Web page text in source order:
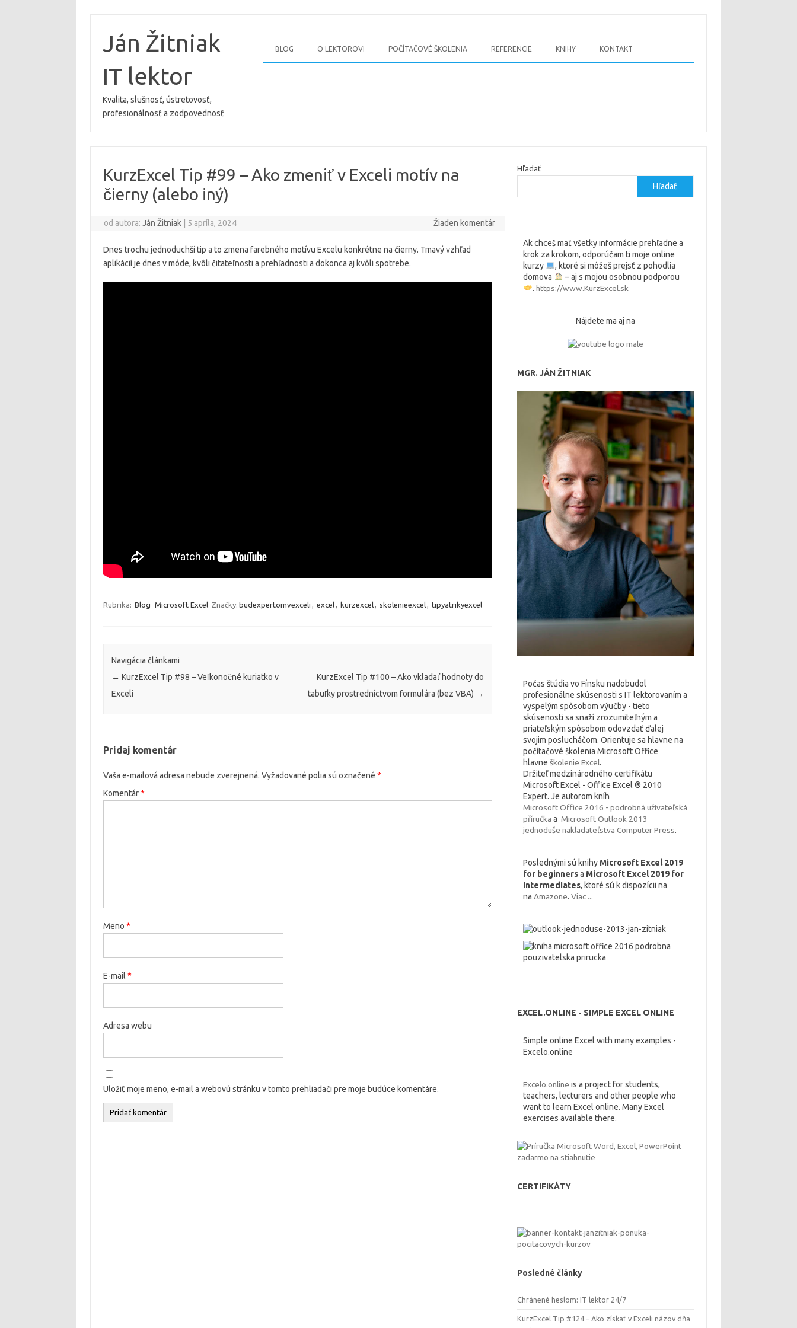
obsahJán Žitniak
IT lektor
Kvalita, slušnosť, ústretovosť,
profesionálnosť a zodpovednosť
BLOG O LEKTOROVI POČÍTAČOVÉ ŠKOLENIA REFERENCIE KNIHY KONTAKT
KurzExcel Tip #99 – Ako zmeniť v Exceli motív na
čierny (alebo iný)
od autora:Ján Žitniak 5 apríla, 2024 Žiaden komentár
Dnes trochu jednoduchší tip a to zmena farebného motívu Excelu konkrétne na čierny. Tmavý vzhľad
aplikácií je dnes v móde, kvôli čitateľnosti a prehľadnosti a dokonca aj kvôli spotrebe.
Rubrika: Blog Microsoft Excel Značky: budexpertomvexceli , excel, kurzexcel, skolenieexcel, tipyatrikyexcel
Navigácia článkami
← KurzExcel Tip #98 – Veľkonočné kuriatko v
Exceli
KurzExcel Tip #100 – Ako vkladať hodnoty do
tabuľky prostredníctvom formulára (bez VBA) →
Pridaj komentár
Vaša e-mailová adresa nebude zverejnená. Vyžadované polia sú označené *
Komentár*
Meno *
E-mail *
Adresa webu
Uložiť moje meno, e-mail a webovú stránku v tomto prehliadači pre moje budúce komentáre.
Hľadať
Hľadať
Ak chceš mať všetky informácie prehľadne a
krok za krokom, odporúčam ti moje online
kurzy
, ktoré si môžeš prejsť z pohodlia
domova
– aj s mojou osobnou podporou
.https://www.KurzExcel.sk
Nájdete ma aj na
MGR. JÁN ŽITNIAK
Počas štúdia vo Fínsku nadobudol
profesionálne skúsenosti s IT lektorovaním a
vyspelým spôsobom výučby - tieto
skúsenosti sa snaží zrozumiteľným a
priateľským spôsobom odovzdať ďalej
svojim poslucháčom. Orientuje sa hlavne na
počítačové školenia Microsoft Office
hlavneškolenie Excel.
Držiteľ medzinárodného certifikátu
Microsoft Excel - Office Excel ® 2010
Expert. Je autorom kníh
Microsoft Office 2016 - podrobná užívateľská
příručka aMicrosoft Outlook 2013
jednoduše nakladateľstva Computer Press.
Poslednými sú knihy Microsoft Excel 2019
for beginnersa Microsoft Excel 2019 for
intermediates, ktoré sú k dispozícii na
naAmazone.Viac ...
EXCEL.ONLINE - SIMPLE EXCEL ONLINE
Simple online Excel with many examples -
Excelo.online
Excelo.online is a project for students,
teachers, lecturers and other people who
want to learn Excel online. Many Excel
exercises available there.
CERTIFIKÁTY
Posledné články
Chránené heslom: IT lektor 24/7
KurzExcel Tip #124 – Ako získať v Exceli názov dňa